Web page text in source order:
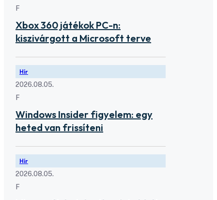
F
Xbox 360 játékok PC-n:
kiszivárgott a Microsoft terve
Hír
2026.08.05.
F
Windows Insider figyelem: egy
heted van frissíteni
Hír
2026.08.05.
F